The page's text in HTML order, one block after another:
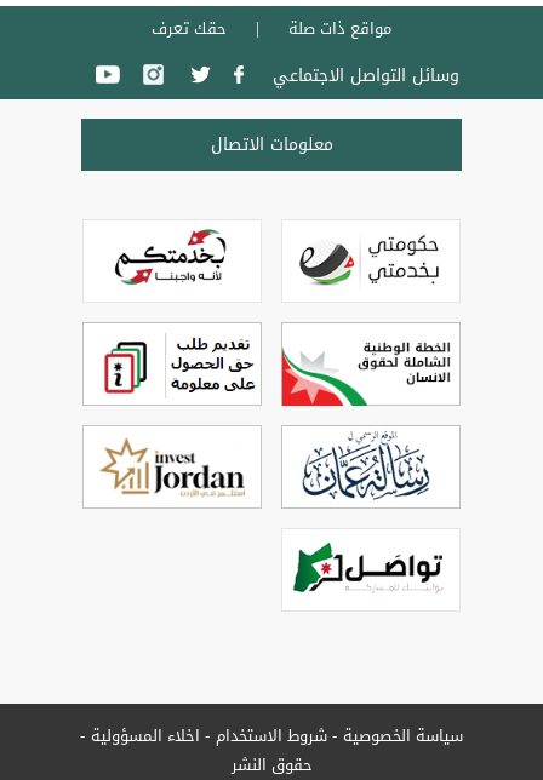
مواقع ذات صلة حقك تعرف
وسائل التواصل الاجتماعي
معلومات الاتصال
سياسة الخصوصية شروط الاستخدام اخلاء المسؤولية
حقوق النشر